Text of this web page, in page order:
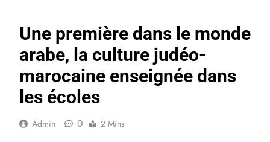
Une première dans le monde
arabe, la culture judéo-
marocaine enseignée dans
les écoles
Admin 0 2 Mins